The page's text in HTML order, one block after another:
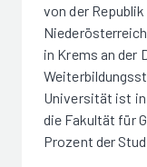
von der
in Krems an der
Universität ist
die Fakultät für
Prozent der